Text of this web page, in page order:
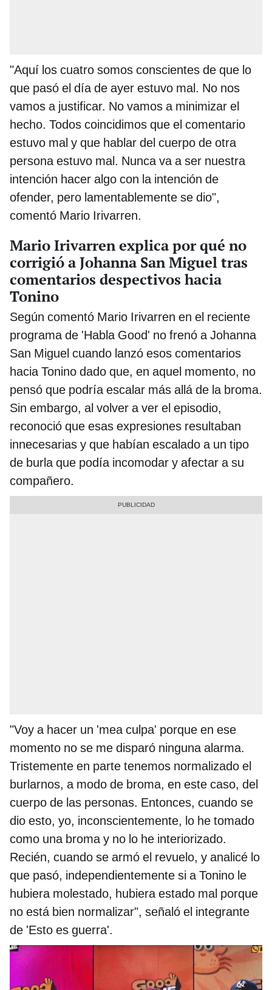
"Aquí los cuatro somos conscientes de que lo
que pasó el día de ayer estuvo mal. No nos
vamos a justificar. No vamos a minimizar el
hecho. Todos coincidimos que el comentario
estuvo mal y que hablar del cuerpo de otra
persona estuvo mal. Nunca va a ser nuestra
intención hacer algo con la intención de
ofender, pero lamentablemente se dio",
comentó Mario Irivarren.
Mario Irivarren explica por qué no
corrigió a Johanna San Miguel tras
comentarios despectivos hacia
Tonino
Según comentó Mario Irivarren en el reciente
programa de 'Habla Good' no frenó a Johanna
San Miguel cuando lanzó esos comentarios
hacia Tonino dado que, en aquel momento, no
pensó que podría escalar más allá de la broma.
Sin embargo, al volver a ver el episodio,
reconoció que esas expresiones resultaban
innecesarias y que habían escalado a un tipo
de burla que podía incomodar y afectar a su
compañero.
"Voy a hacer un 'mea culpa' porque en ese
momento no se me disparó ninguna alarma.
Tristemente en parte tenemos normalizado el
burlarnos, a modo de broma, en este caso, del
cuerpo de las personas. Entonces, cuando se
dio esto, yo, inconscientemente, lo he tomado
como una broma y no lo he interiorizado.
Recién, cuando se armó el revuelo, y analicé lo
que pasó, independientemente si a Tonino le
hubiera molestado, hubiera estado mal porque
no está bien normalizar", señaló el integrante
de 'Esto es guerra'.